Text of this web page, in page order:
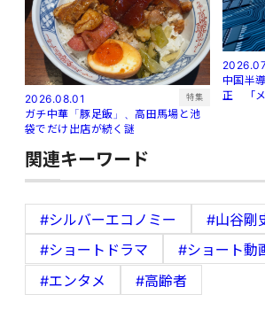
2026.08.01 特集
ガチ中華「豚足飯」、高田馬場と池
袋でだけ出店が続く謎
中国半
正 「メ
関連キーワード
#シルバーエコノミー #山谷剛
#ショートドラマ
#ショート動
#エンタメ
#高齢者